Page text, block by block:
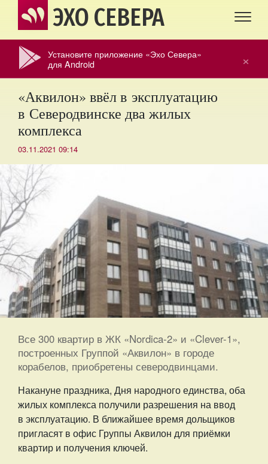
ЭХО СЕВЕРА
×
Установите приложение «Эхо Севера»
для Android
«Аквилон» ввёл в эксплуатацию
в Северодвинске два жилых
комплекса
03.11.2021 09:14
Все 300 квартир в ЖК «Nordica-2» и «Clever-1»,
построенных Группой «Аквилон» в городе
корабелов, приобретены северодвинцами.
Накануне праздника, Дня народного единства, оба
жилых комплекса получили разрешения на ввод
в эксплуатацию. В ближайшее время дольщиков
пригласят в офис Группы Аквилон для приёмки
квартир и получения ключей.